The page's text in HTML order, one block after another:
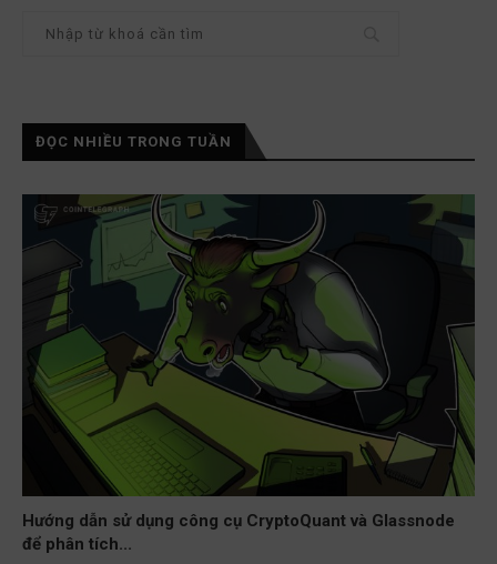
ĐỌC NHIỀU TRONG TUẦN
Hướng dẫn sử dụng công cụ CryptoQuant và Glassnode
để phân tích...